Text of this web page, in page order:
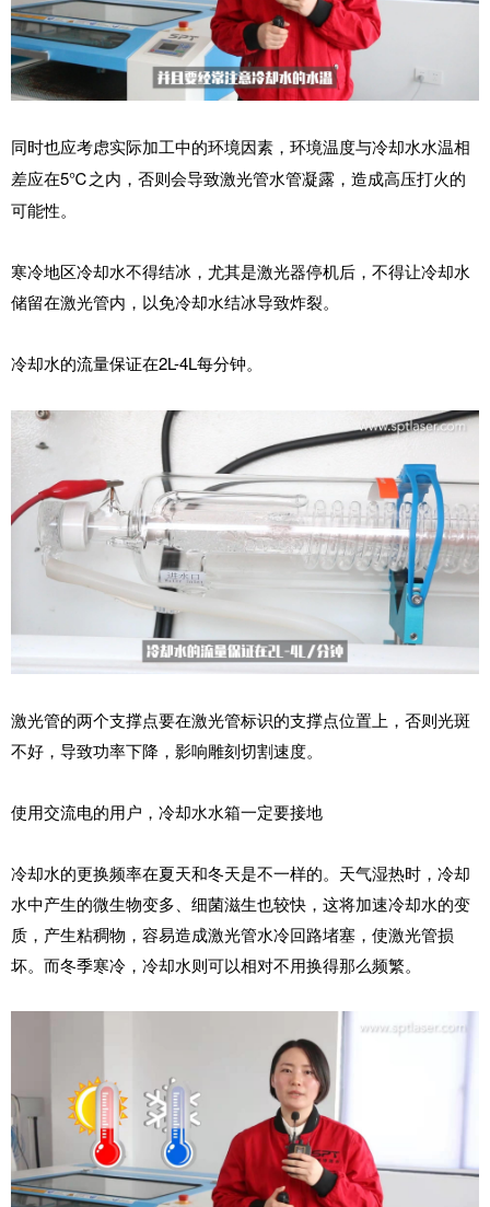
同时也应考虑实际加工中的环境因素 ，环境温度与冷却水水温相
差应在5℃之内，否则会导致激光管水管凝露，造成高压打火的
可能性。
寒冷地区冷却水不得结冰，尤其是激光器停机后，不得让冷却水
储留在激光管内，以免冷却水结冰导致炸裂。
冷却水的流量保证在2L-4L每分钟。
激光管的两个支撑点要在激光管标识的支撑点位置上，否则光斑
不好，导致功率下降，影响雕刻切割速度。
使用交流电的用户，冷却水水箱一定要接地
冷却水的更换频率在夏天和冬天是不一样的。天气湿热时，冷却
水中产生的微生物变多、细菌滋生也较快，这将加速冷却水的变
质，产生粘稠物，容易造成激光管水冷回路堵塞，使激光管损
坏。而冬季寒冷，冷却水则可以相对不用换得那么频繁。